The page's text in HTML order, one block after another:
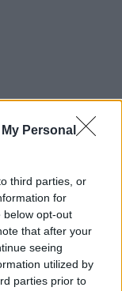
Personal
third parties, or
for
below opt-out
that after your
seeing
utilized by
parties prior to